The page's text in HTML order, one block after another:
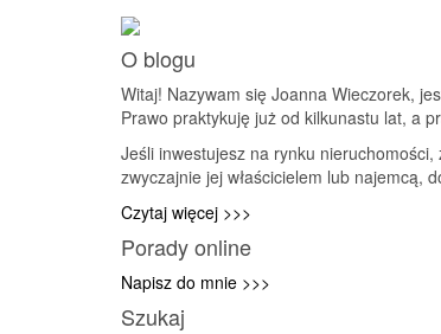
O blogu
Witaj! Nazywam się Joanna Wieczorek,
Prawo praktykuję już od kilkunastu lat, a
Jeśli inwestujesz na rynku
zwyczajnie jej właścicielem lub najemcą,
Czytaj więcej >>>
Porady online
Napisz do mnie >>>
Szukaj